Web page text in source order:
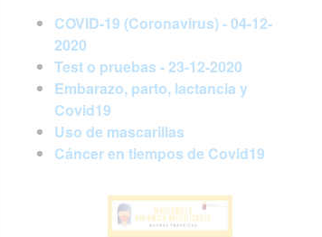
COVID-19 (Coronavirus) - 04-12-
2020
Test o pruebas - 23-12-2020
Embarazo, parto, lactancia y
Covid19
Uso de mascarillas
Cáncer en tiempos de Covid19